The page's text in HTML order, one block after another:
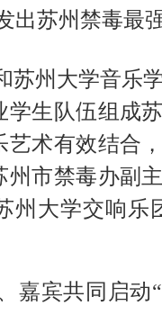
出苏州禁毒最
苏州大学音乐
生队伍组成
艺术有效结合
州市禁毒办副
州大学交响乐
嘉宾共同启动